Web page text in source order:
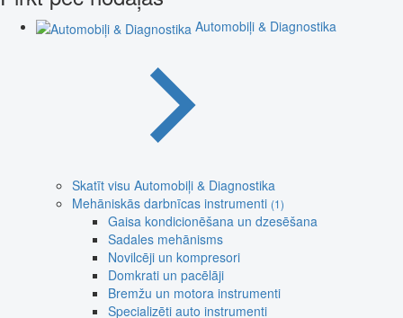
Automobiļi & Diagnostika
Skatīt visu Automobiļi & Diagnostika
Mehāniskās darbnīcas instrumenti (1)
Gaisa kondicionēšana un dzesēšana
Sadales mehānisms
Novilcēji un kompresori
Domkrati un pacēlāji
Bremžu un motora instrumenti
Specializēti auto instrumenti